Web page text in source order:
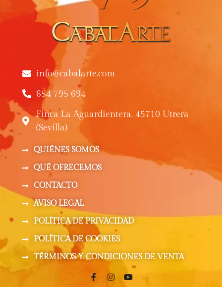
info@cabalarte.com
654 795 694
Finca La Aguardientera. 45710 Utrera
(Sevilla)
QUIÉNES SOMOS
QUÉ OFRECEMOS
CONTACTO
AVISO LEGAL
POLÍTICA DE PRIVACIDAD
POLÍTICA DE COOKIES
TÉRMINOS Y CONDICIONES DE VENTA